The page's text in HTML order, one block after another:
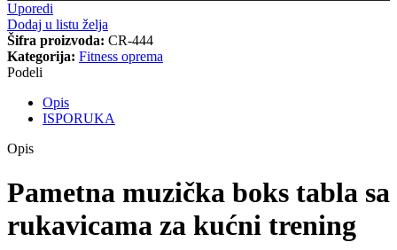
Uporedi
Dodaj u listu želja
Šifra proizvoda: CR-444
Kategorija: Fitness oprema
Podeli
Opis
ISPORUKA
Opis
Pametna muzička boks tabla sa
rukavicama za kućni trening